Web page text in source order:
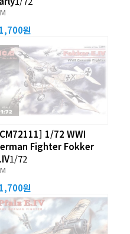
원
1/72 WWI
Fighter Fokker
1/72
원